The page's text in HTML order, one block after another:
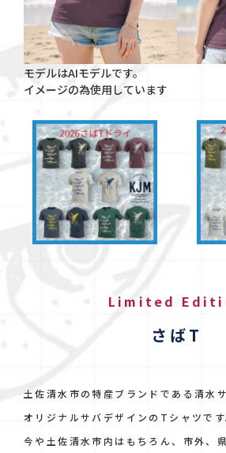
モデルはAIモデルです。
イメージの為使用しています
Limited
さばT
土佐清水市の特産ブランドである清水
オリジナルサバデザインのTシャツです
今や土佐清水市内はもちろん、市外、